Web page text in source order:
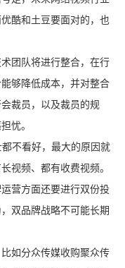
酷和土豆要面对的，也
团队将进行整合，在行
够降低成本，并对整合
裁员，以及裁员的规
忧。
不看好，最大的原因就
视频、都有收费视频。
营方面还要进行双份投
双品牌战略不可能长期
如分众传媒收购聚众传